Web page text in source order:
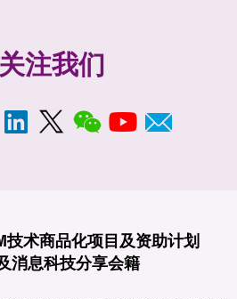
注我们
技术商品化项目及资助计划
消息科技分享会籍